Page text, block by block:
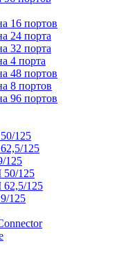
16 портов
24 порта
32 порта
4 порта
48 портов
8 портов
96 портов
125
125
125
125
125
125